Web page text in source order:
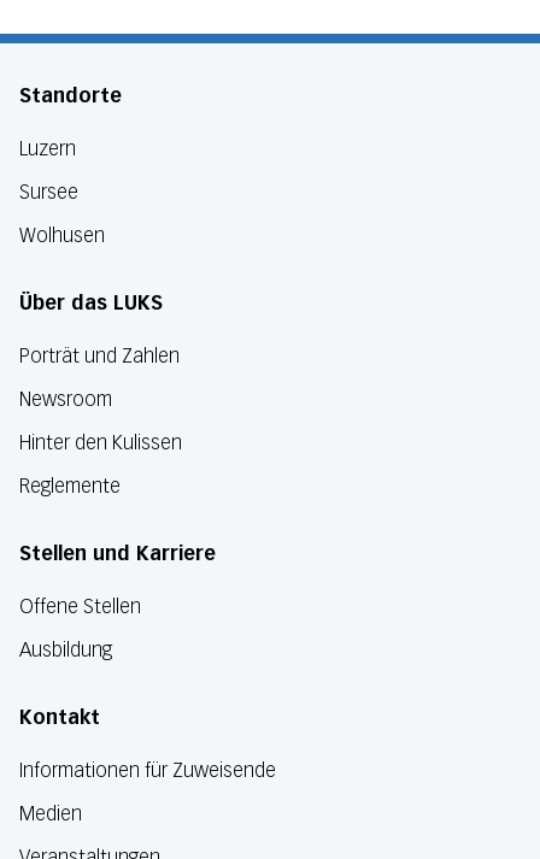
Standorte
Luzern
Sursee
Wolhusen
Über das LUKS
Porträt und Zahlen
Newsroom
Hinter den Kulissen
Reglemente
Stellen und Karriere
Offene Stellen
Ausbildung
Kontakt
Informationen für Zuweisende
Medien